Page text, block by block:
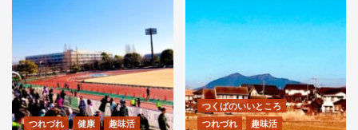
つれづれ 健康 趣味活
つくばのいいところ
つれづれ
趣味活